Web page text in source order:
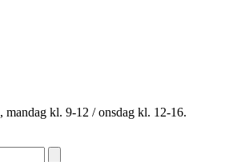
, mandag kl. 9-12 / onsdag kl. 12-16.